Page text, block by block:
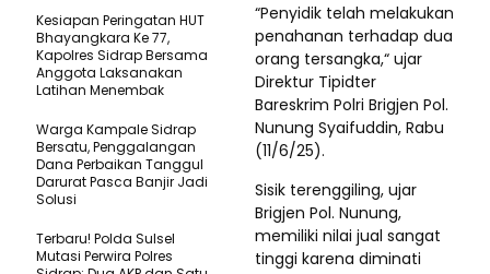
“Penyidik telah melakukan
penahanan terhadap dua
orang tersangka,“ ujar
Direktur Tipidter
Bareskrim Polri Brigjen Pol.
Nunung Syaifuddin, Rabu
(11/6/25).
Sisik terenggiling, ujar
Brigjen Pol. Nunung,
memiliki nilai jual sangat
tinggi karena diminati
Kesiapan Peringatan HUT
Bhayangkara Ke 77,
Kapolres Sidrap Bersama
Anggota Laksanakan
Latihan Menembak
Warga Kampale Sidrap
Bersatu, Penggalangan
Dana Perbaikan Tanggul
Darurat Pasca Banjir Jadi
Solusi
Terbaru! Polda Sulsel
Mutasi Perwira Polres